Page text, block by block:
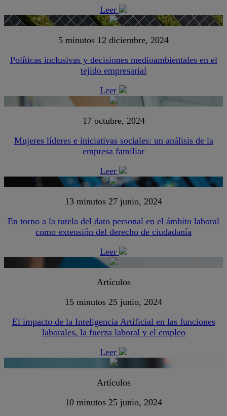
Leer
5 minutos 12 diciembre, 2024
Políticas inclusivas y decisiones medioambientales en el
tejido empresarial
Leer
17 octubre, 2024
Mujeres líderes e iniciativas sociales: un análisis de la
empresa familiar
Leer
13 minutos 27 junio, 2024
En torno a la tutela del dato personal en el ámbito laboral
como extensión del derecho de ciudadanía
Leer
Artículos
15 minutos 25 junio, 2024
El impacto de la Inteligencia Artificial en las funciones
laborales, la fuerza laboral y el empleo
Leer
Artículos
10 minutos 25 junio, 2024